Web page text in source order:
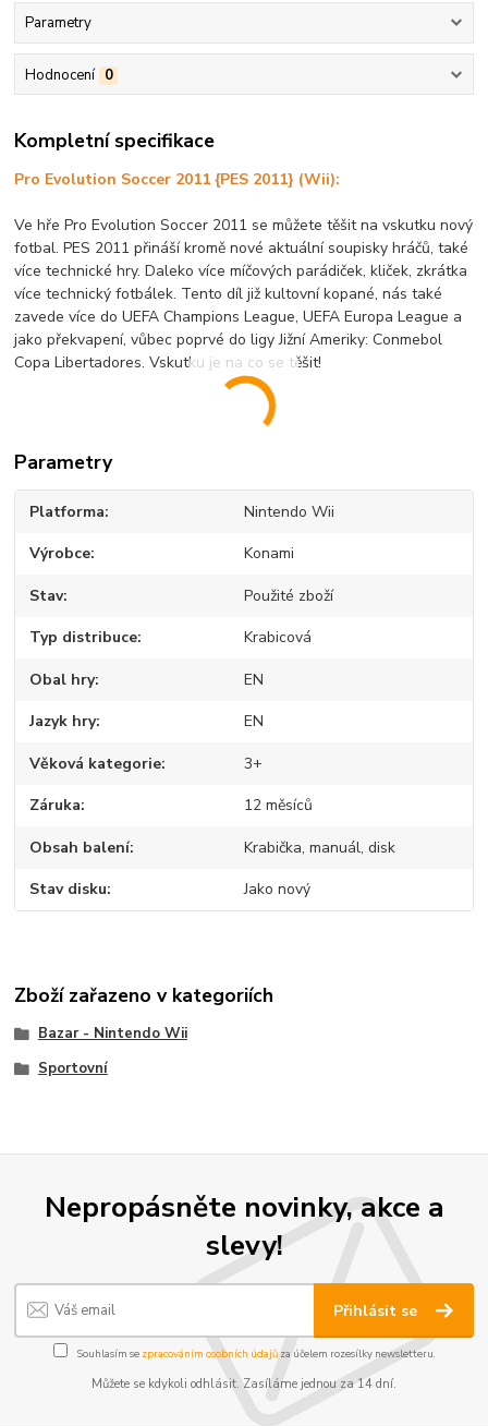
Parametry
Hodnocení 0
Kompletní specifikace
Pro Evolution Soccer 2011 {PES 2011} (Wii):
Ve hře Pro Evolution Soccer 2011 se můžete těšit na vskutku nový
fotbal. PES 2011 přináší kromě nové aktuální soupisky hráčů, také
více technické hry. Daleko více míčových parádiček, kliček, zkrátka
více technický fotbálek. Tento díl již kultovní kopané, nás také
zavede více do UEFA Champions League, UEFA Europa League a
jako překvapení, vůbec poprvé do ligy Jižní Ameriky: Conmebol
Copa Libertadores. Vskutku je na co se těšit!
Parametry
Platforma Nintendo Wii
Výrobce Konami
Stav Použité zboží
Typ distribuce Krabicová
Obal hry EN
Jazyk hry EN
Věková kategorie 3+
Záruka 12 měsíců
Obsah balení Krabička, manuál, disk
Stav disku Jako nový
Zboží zařazeno v kategoriích
Bazar - Nintendo Wii
Sportovní
Nepropásněte novinky, akce a
slevy!
Přihlásit se
Souhlasím se zpracováním osobních údajůza účelem rozesílky newsletteru.
Můžete se kdykoli odhlásit. Zasíláme jednou za 14 dní.